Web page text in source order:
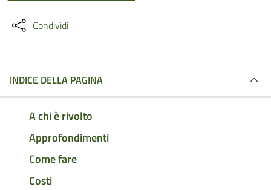
Condividi
INDICE DELLA PAGINA
A chi è rivolto
Approfondimenti
Come fare
Costi